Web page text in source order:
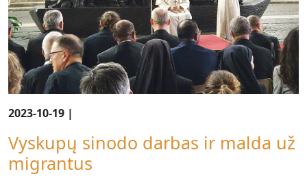
2023-10-19 |
Vyskupų sinodo darbas ir malda už
migrantus